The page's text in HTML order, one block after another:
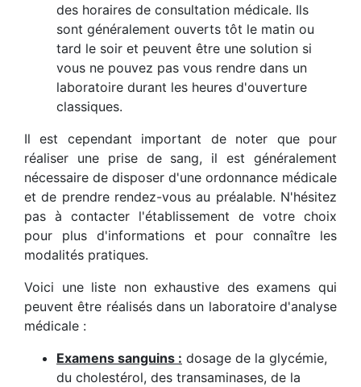
des horaires de consultation médicale. Ils
sont généralement ouverts tôt le matin ou
tard le soir et peuvent être une solution si
vous ne pouvez pas vous rendre dans un
laboratoire durant les heures d'ouverture
classiques.
Il est cependant important de noter que pour
réaliser une prise de sang, il est généralement
nécessaire de disposer d'une ordonnance médicale
et de prendre rendez-vous au préalable. N'hésitez
pas à contacter l'établissement de votre choix
pour plus d'informations et pour connaître les
modalités pratiques.
Voici une liste non exhaustive des examens qui
peuvent être réalisés dans un laboratoire d'analyse
médicale :
Examens sanguins : dosage de la glycémie,
du cholestérol, des transaminases, de la